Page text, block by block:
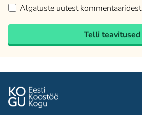
Algatuste uutest kommentaaridest
Telli teavitused